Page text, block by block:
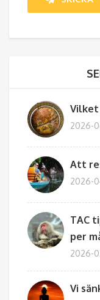
Vilket
2026-
Att
2026-
TAC
per
2026-
Vi